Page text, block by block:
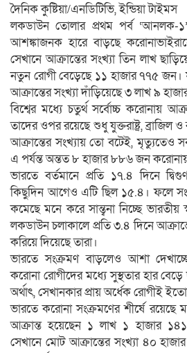
দৈনিক কুষ্টিয়া/এনডিটিভি, ইন্ডিয়া টাইমস
লকডাউন তোলার প্রথম পর্ব ‘আনলক-
আশঙ্কাজনক হারে বাড়ছে
সেখানে আক্রান্তের সংখ্যা তিন লাখ
নতুন রোগী বেড়েছে ১১ হাজার ৭৭৫
আক্রান্তের সংখ্যা দাঁড়িয়েছে ৩ লাখ ৯
বিশ্বের মধ্যে চতুর্থ সর্বোচ্চ করোনায়
তাদের ওপর রয়েছে শুধু যুক্তরাষ্ট্র, ব্রাজিল
আক্রান্তের সংখ্যায় তো বটেই, মৃত্যুতেও
এ পর্যন্ত অন্তত ৮ হাজার ৮৮৬ জন করোনায়
ভারতে বর্তমানে প্রতি ১৭.৪ দিনে
কিছুদিন আগেও এটি ছিল ১৫.৪। ফলে
কমেছে মনে করে সান্ত্বনা নিচ্ছে ভারতীয়
লকডাউন চলাকালে প্রতি ৩.৪ দিনে
করিয়ে দিয়েছে তারা।
ভারতে সংক্রমণ বাড়লেও আশা
করোনা রোগীদের মধ্যে সুস্থতার হার
অর্থাৎ, সেখানকার প্রায় অর্ধেক রোগীই
ভারতে করোনা সংক্রমণের শীর্ষে রয়েছে
আক্রান্ত হয়েছেন ১ লাখ ১ হাজার ১৪১
সেখানে মোট আক্রান্তের সংখ্যা ৪০